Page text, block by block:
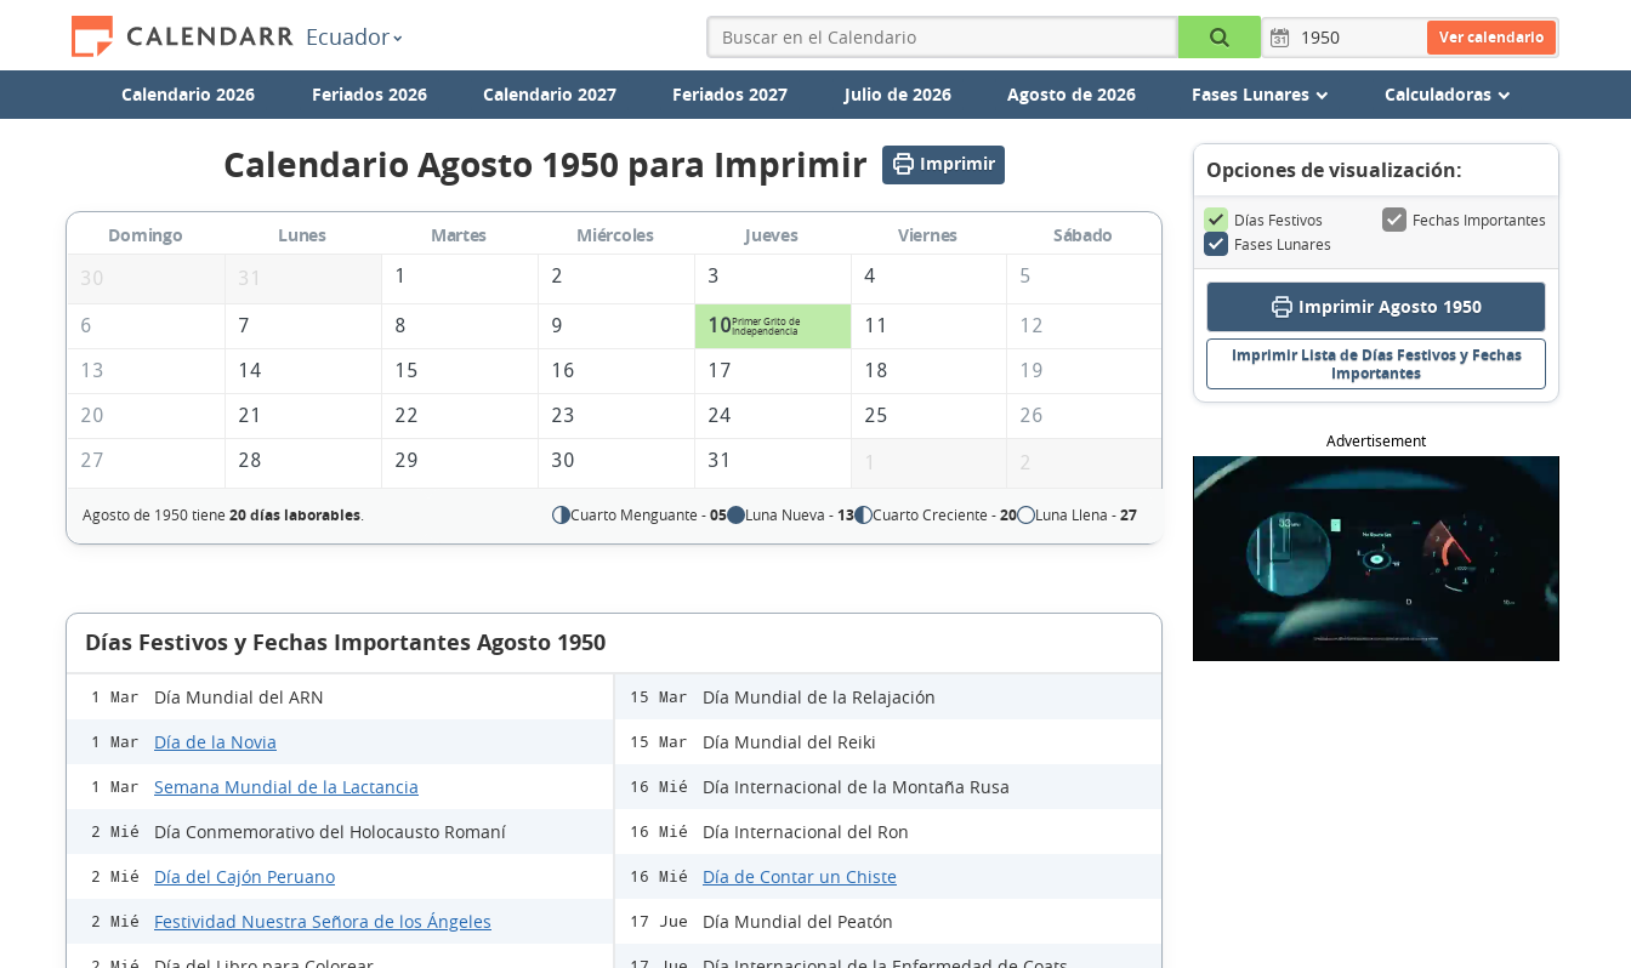
Ecuador Ver calendario
Calendario 2026 Feriados 2026 Calendario 2027 Feriados 2027 Julio de 2026 Agosto de 2026 Fases Lunares Calculadoras
Calendario Agosto 1950 para Imprimir Imprimir
Domingo Lunes Martes Miércoles Jueves Viernes
Sábado
30
31 1 2 3 4 5
6 7 8 9 10Primer Grito de
Independencia
11
12
13
14 15 16 17 18
19
20
21 22 23 24 25
26
27
28 29 30 31 1 2
Agosto de 1950 tiene 20 días laborables. Cuarto Menguante -05 Luna Nueva - 13 Cuarto Creciente -20 Luna Llena -27
Días Festivos y Fechas Importantes Agosto 1950
1 Mar Día Mundial del ARN
1 Mar Día de la Novia
1 Mar Semana Mundial de la Lactancia
2 Mié Día Conmemorativo del Holocausto Romaní
2 Mié Día del Cajón Peruano
2 Mié Festividad Nuestra Señora de los Ángeles
15 Mar Día Mundial de la Relajación
15 Mar Día Mundial del Reiki
16 Mié Día Internacional de la Montaña Rusa
16 Mié Día Internacional del Ron
16 Mié Día de Contar un Chiste
17 Jue Día Mundial del Peatón
Opciones de visualización:
Días Festivos
Fechas Importantes
Fases Lunares
Imprimir Agosto 1950
Imprimir Lista de Días Festivos y Fechas
Importantes
Advertisement